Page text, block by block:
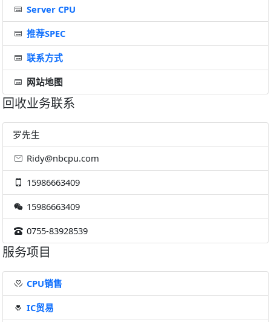
Server CPU
推荐SPEC
联系方式
网站地图
回收业务联系
罗先生
Ridy@nbcpu.com
15986663409
15986663409
0755-83928539
服务项目
CPU销售
IC贸易